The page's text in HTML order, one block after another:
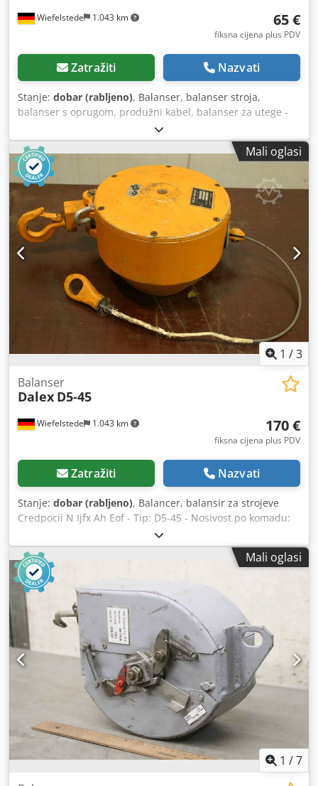
Wiefelstede 1.043 km 65 €
fiksna cijena plus PDV
Zatražiti Nazvati
Stanje: dobar (rabljeno), Balanser, balanser stroja,
balanser s oprugom, produžni kabel, balanser za utege -
Proizvođač: Tecna, opružni balanser tip 9190 -Nosivost: 0,4
- 1 kg -Dužina užeta: 1600 mm Cedevqbgzepfx Ah Esrf -
Količina: dostupan je 1x opružni balanser -Dimenzija:
180/110/V55 mm -Neto težina: 0,6 kg
Mali oglasi
1 /3
Wiefelstede 1.043 km
Balanser
Dalex D5-45
170 €
fiksna cijena plus PDV
Zatražiti Nazvati
Stanje: dobar (rabljeno), Balancer, balansir za strojeve
Credpocii N Ijfx Ah Eof - Tip: D5-45 - Nosivost po komadu:
30-45 kg - Duljina užeta: 2 m - Količina: 2 komada dostupna
- Cijena: po komadu - Vlastita težina: 18 kg
Mali oglasi
1 /7